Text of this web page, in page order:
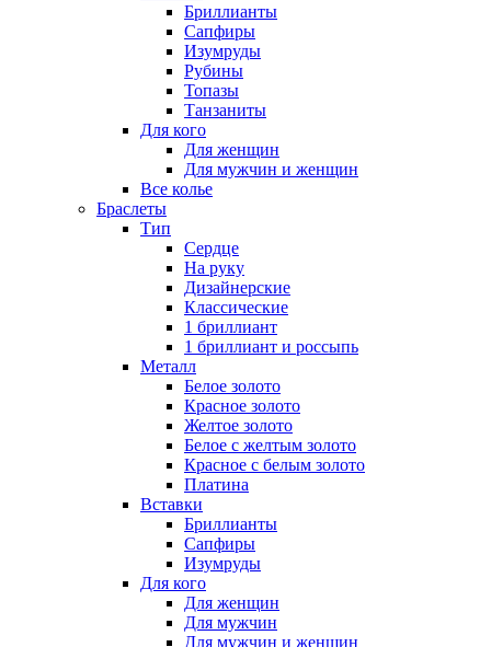
Бриллианты
Сапфиры
Изумруды
Рубины
Топазы
Танзаниты
Для кого
Для женщин
Для мужчин и женщин
Все колье
Браслеты
Тип
Сердце
На руку
Дизайнерские
Классические
1 бриллиант
1 бриллиант и россыпь
Металл
Белое золото
Красное золото
Желтое золото
Белое с желтым золото
Красное с белым золото
Платина
Вставки
Бриллианты
Сапфиры
Изумруды
Для кого
Для женщин
Для мужчин
Для мужчин и женщин